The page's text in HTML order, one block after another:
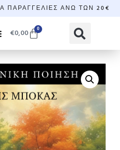
ΠΑΡΑΓΓΕΛΊΕΣ ΆΝΩ ΤΩΝ 20€
€0,00 0